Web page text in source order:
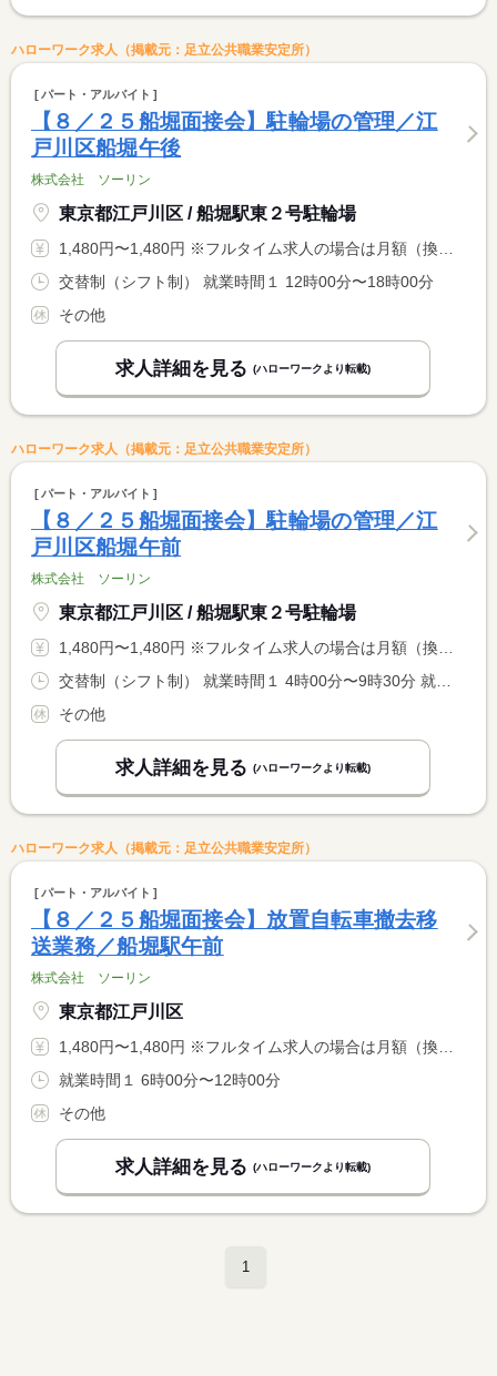
ハローワーク求人（掲載元：足立公共職業安定所）
パート・アルバイト
【８／２５船堀面接会】駐輪場の管理／江
戸川区船堀午後
株式会社 ソーリン
東京都江戸川区 / 船堀駅東２号駐輪場
1,480円〜1,480円 ※フルタイム求人の場合は月額（換算額）、パート求人の場合は時間額を表示しています。
交替制（シフト制） 就業時間１ 12時00分〜18時00分
その他
求人詳細を見る (ハローワークより転載)
ハローワーク求人（掲載元：足立公共職業安定所）
パート・アルバイト
【８／２５船堀面接会】駐輪場の管理／江
戸川区船堀午前
株式会社 ソーリン
東京都江戸川区 / 船堀駅東２号駐輪場
1,480円〜1,480円 ※フルタイム求人の場合は月額（換算額）、パート求人の場合は時間額を表示しています。
その他
求人詳細を見る (ハローワークより転載)
ハローワーク求人（掲載元：足立公共職業安定所）
パート・アルバイト
【８／２５船堀面接会】放置自転車撤去移
送業務／船堀駅午前
株式会社 ソーリン
東京都江戸川区
1,480円〜1,480円 ※フルタイム求人の場合は月額（換算額）、パート求人の場合は時間額を表示しています。
就業時間１ 6時00分〜12時00分
その他
求人詳細を見る (ハローワークより転載)
1